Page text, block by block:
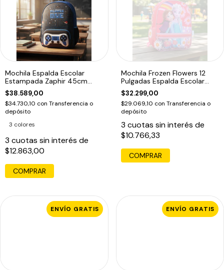
Mochila Espalda Escolar
Estampada Zaphir 45cm
Game
$38.589,00
$34.730,10 con Transferencia o
depósito
3 colores
3 cuotas sin interés de
$12.863,00
COMPRAR
Mochila Frozen Flowers 12
Pulgadas Espalda Escolar
Coral
$32.299,00
$29.069,10 con Transferencia o
depósito
3 cuotas sin interés de
$10.766,33
ENVÍO GRATIS ENVÍO GRATIS